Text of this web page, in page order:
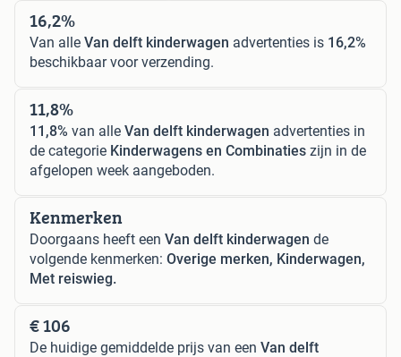
16,2%
Van alle Van delft kinderwagen advertenties is 16,2%
beschikbaar voor verzending.
11,8%
11,8% van alle Van delft kinderwagen advertenties in
de categorie Kinderwagens en Combinaties zijn in de
afgelopen week aangeboden.
Kenmerken
Doorgaans heeft een Van delft kinderwagen de
volgende kenmerken: Overige merken, Kinderwagen,
Met reiswieg.
€ 106
De huidige gemiddelde prijs van een Van delft